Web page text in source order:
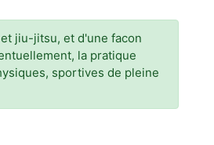
jiu-jitsu, et d'une facon
la pratique
sportives de pleine